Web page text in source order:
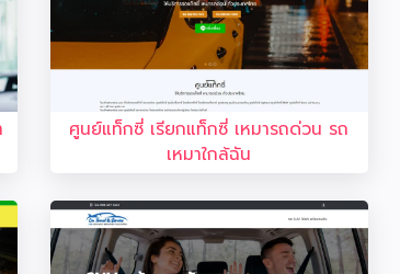
ศูนย์แท็กซี่ เรียกแท็กซี่ เหมารถด่วน รถ
เหมาใกล้ฉัน